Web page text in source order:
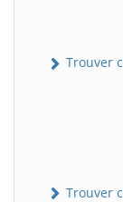
Trouver
Trouver